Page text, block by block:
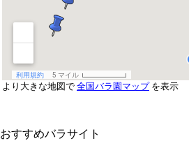
より大きな地図で 全国バラ園マップを表示
おすすめバラサイト